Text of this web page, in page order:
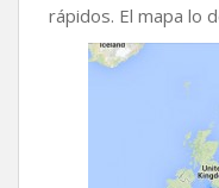
rápidos. El mapa lo